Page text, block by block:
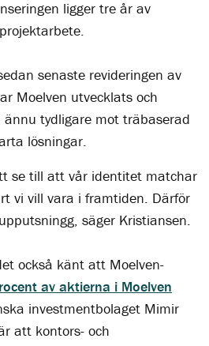
ligger tre år av
senaste revideringen av
Moelven utvecklats och
tydligare mot träbaserad
lösningar.
se till att vår identitet matchar
vi vill vara i framtiden. Därför
säger Kristiansen.
också känt att Moelven-
av aktierna i Moelven
investmentbolaget Mimir
att kontors- och